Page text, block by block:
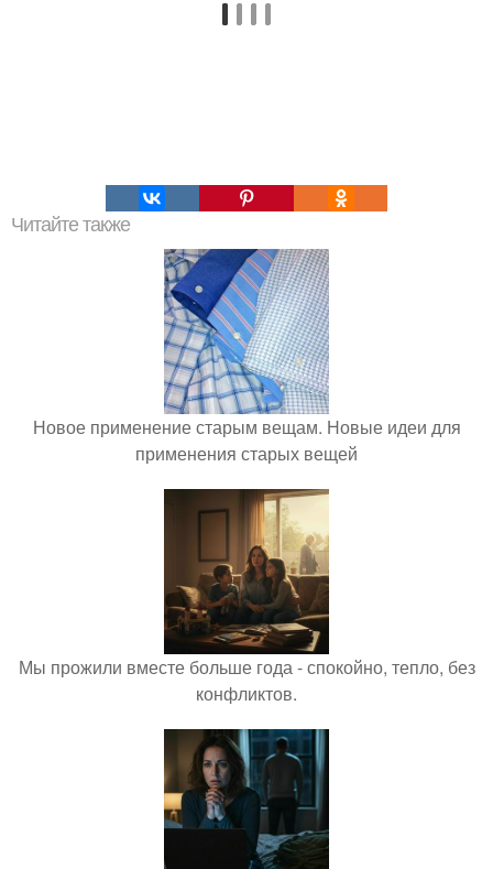
Читайте также
Новое применение старым вещам. Новые идеи для
применения старых вещей
Мы прожили вместе больше года - спокойно, тепло, без
конфликтов.